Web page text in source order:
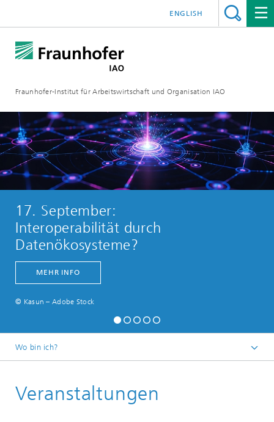
Fraunhofer-Institut für Arbeitswirtschaft und Organisation IAO
ENGLISH
17. September:
Interoperabilität durch
Datenökosysteme?​​
MEHR INFO
© Kasun – Adobe Stock
Wo bin ich?
Veranstaltungen